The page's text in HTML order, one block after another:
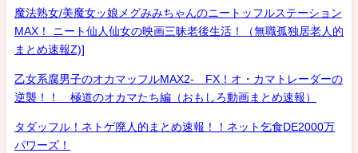
魔法熟女/美魔女ッ娘メグみみちゃんのニートッフルステーション
MAX！ ニート仙人仙女の映画三昧老後生活！（無職孤独居老人的
まとめ速報Z)]
乙女系腐男子のオカマッフルMAX2- FX！オ・カマトレーダーの
逆襲！！ 極道のオカマたち編（おもしろ動画まとめ速報）
タダッフル！ネトゲ廃人的まとめ速報！！ネット乞食DE2000万
パワーズ！